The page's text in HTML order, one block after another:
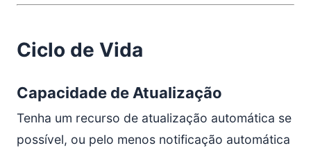
Ciclo de Vida
Capacidade de Atualização
Tenha um recurso de atualização automática se
possível, ou pelo menos notificação automática